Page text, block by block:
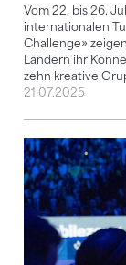
Vom 22. bis 26.
internationalen
Challenge»
Ländern ihr
zehn kreative
21.07.2025
Neuer